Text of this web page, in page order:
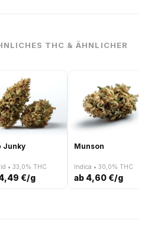
THC & ÄHNLICHER
Junky
• 33,0% THC
€/g
Munson
Indica • 30,0% THC
ab 4,60 €/g